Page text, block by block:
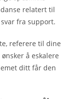
relatert til
fra support.
referere til dine
å eskalere
ditt får den